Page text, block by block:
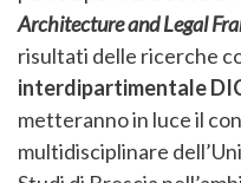
Architecture and Legal
risultati delle ricerche
interdipartimentale
metteranno in luce il
multidisciplinare